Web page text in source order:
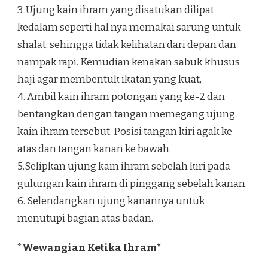
3. Ujung kain ihram yang disatukan dilipat
kedalam seperti hal nya memakai sarung untuk
shalat, sehingga tidak kelihatan dari depan dan
nampak rapi. Kemudian kenakan sabuk khusus
haji agar membentuk ikatan yang kuat,
4. Ambil kain ihram potongan yang ke-2 dan
bentangkan dengan tangan memegang ujung
kain ihram tersebut. Posisi tangan kiri agak ke
atas dan tangan kanan ke bawah.
5.Selipkan ujung kain ihram sebelah kiri pada
gulungan kain ihram di pinggang sebelah kanan.
6. Selendangkan ujung kanannya untuk
menutupi bagian atas badan.
*Wewangian Ketika Ihram*